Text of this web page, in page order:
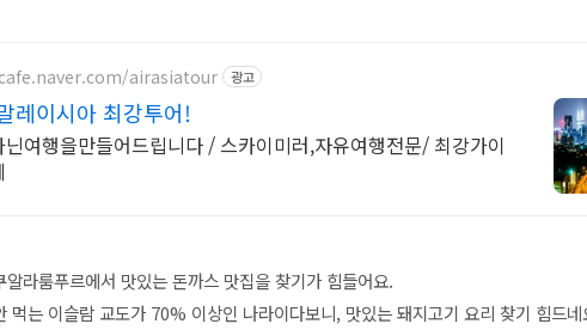
airasiatour 광고
에타쿠말레이시아 최강투어!
닌여행을만들어드립니다 / 스카이미러,자유여행전문/ 최강가이
알라룸푸르에서 맛있는 돈까스 맛집을 찾기가 힘들어요.
먹는 이슬람 교도가 70% 이상인 나라이다보니, 맛있는 돼지고기 요리 찾기 힘드네